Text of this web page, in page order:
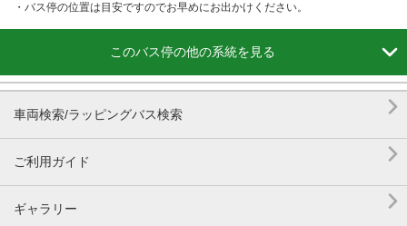
・バス停の位置は目安ですのでお早めにお出かけください。
このバス停の他の系統を見る 
車両検索/ラッピングバス検索 
ご利用ガイド 
ギャラリー 